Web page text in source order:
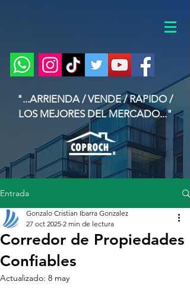
"...ARRIENDA / VENDE / RAPIDO /
LOS MEJORES DEL MERCADO..."
Entrada
Corredor de Propiedades
Confiables
Gonzalo Cristian Ibarra Gonzalez
27 oct 2025 2 min de lectura
Actualizado: 8 may